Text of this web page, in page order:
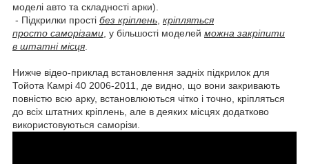
моделі авто та складності арки).
- Підкрилки прості без кріплень кріпляться
просто саморізами , у більшості моделей можна закріпити
в штатні місця
Нижче відео-приклад встановлення задніх підкрилок для
Тойота Камрі 40 2006-2011, де видно, що вони закривають
повністю всю арку, встановлюються чітко і точно, кріпляться
до всіх штатних кріплень, але в деяких місцях додатково
використовуються саморізи.